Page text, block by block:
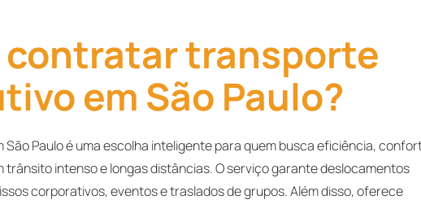
contratar transporte
em São Paulo?
Paulo é uma escolha inteligente para quem busca eficiência,
trânsito intenso e longas distâncias. O serviço garante deslocamentos
corporativos, eventos e traslados de grupos. Além disso, oferece